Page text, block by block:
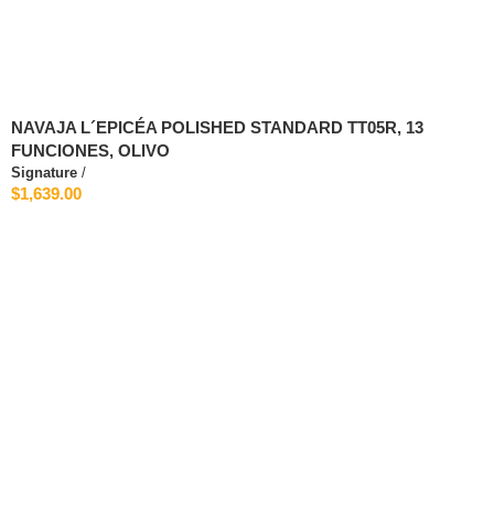
NAVAJA L´EPICÉA POLISHED STANDARD TT05R, 13
FUNCIONES, OLIVO
Signature /
$1,639.00